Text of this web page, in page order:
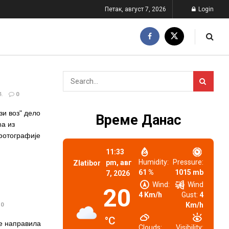
Петак, август 7, 2026 Login
0
воз" дело
из
0
направила
Време Данас
Zlatibor
11:33
pm, авг
7, 2026
20
°C
Humidity:
61 %
Pressure:
1015 mb
Wind:
4 Km/h
Wind
Gust: 4
Km/h